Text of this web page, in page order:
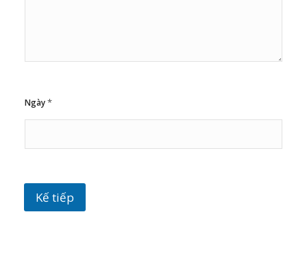
Ngày*
Kế tiếp